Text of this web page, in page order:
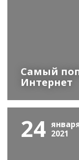
Самый
Интернет
24 2021